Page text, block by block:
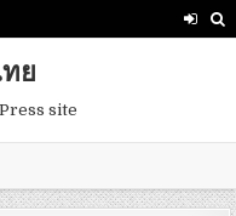
ย
site